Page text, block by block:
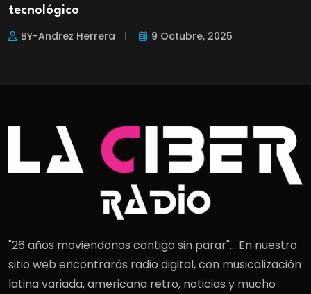
tecnológico
BY-Andrez Herrera 9 Octubre, 2025
"26 años moviendonos contigo sin parar"... En nuestro
sitio web encontrarás radio digital, con musicalización
latina variada, americana retro, noticias y mucho